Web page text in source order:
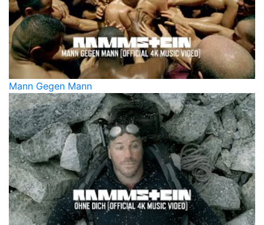
Mann Gegen Mann